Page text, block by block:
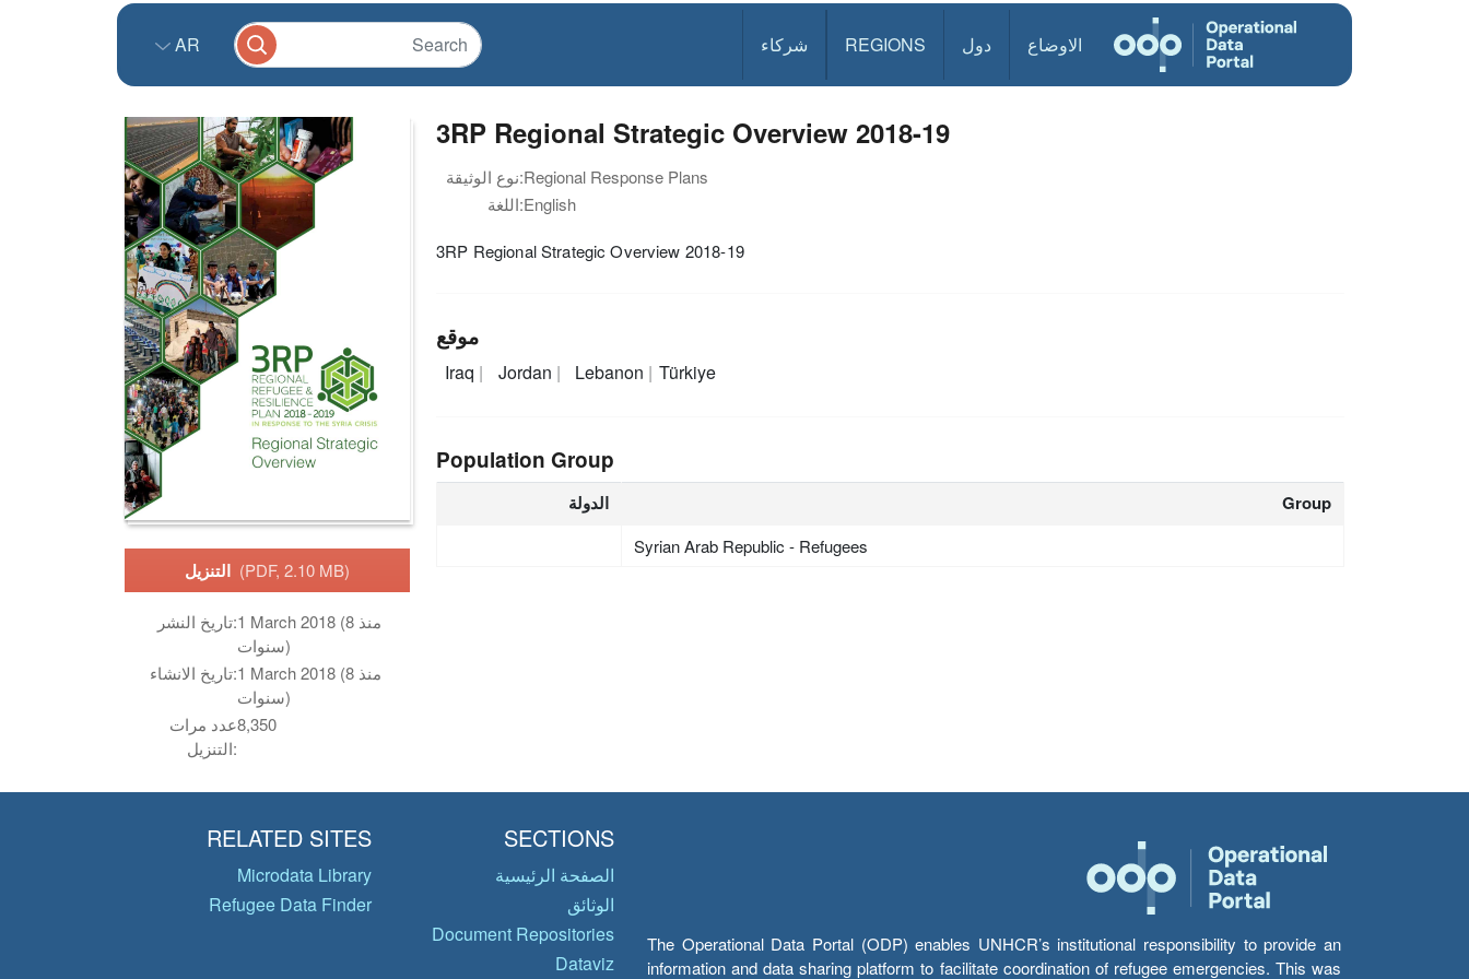
الاوضاع دول REGIONS شركاء AR
(PDF, 2.10 MB)
تاريخ النشر:1 March 2018 (منذ 8
سنوات)
تاريخ الانشاء:1 March 2018 (منذ 8
سنوات)
عدد مرات
التنزيل:
8,350
3RP Regional Strategic Overview 2018-19
نوع الوثيقة:Regional Response Plans
اللغة:English
3RP Regional Strategic Overview 2018-19
موقع
Iraq Jordan Lebanon Türkiye
Population Group
الدولة Group
Syrian Arab Republic - Refugees
The Operational Data Portal (ODP) enables UNHCR’s institutional responsibility to provide an
information and data sharing platform to facilitate coordination of refugee emergencies. This was
SECTIONS
الصفحة الرئيسية
الوثائق
Document Repositories
Dataviz
RELATED SITES
Microdata Library
Refugee Data Finder